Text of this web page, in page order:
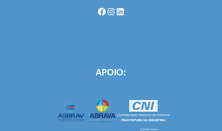
Facebook
Instagram
LinkedIn
APOIO: